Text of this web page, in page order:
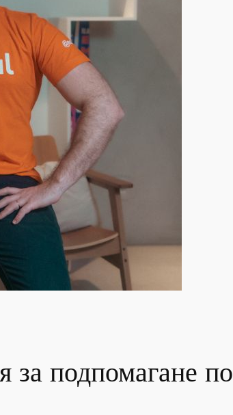
за подпомагане по